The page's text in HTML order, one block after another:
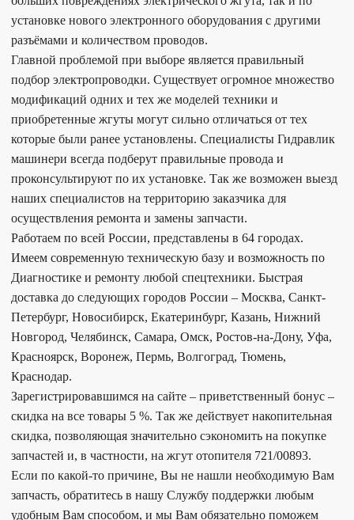
установке нового электронного оборудования с другими
разъёмами и количеством проводов.
Главной проблемой при выборе является правильный
подбор электропроводки. Существует огромное множество
модификаций одних и тех же моделей техники и
приобретенные жгуты могут сильно отличаться от тех
которые были ранее установлены. Специалисты Гидравлик
машинери всегда подберут правильные провода и
проконсультируют по их установке. Так же возможен выезд
наших специалистов на территорию заказчика для
осуществления ремонта и замены запчасти.
Работаем по всей России, представлены в 64 городах.
Имеем современную техническую базу и возможность по
Диагностике и ремонту любой спецтехники. Быстрая
доставка до следующих городов России – Москва, Санкт-
Петербург, Новосибирск, Екатеринбург, Казань, Нижний
Новгород, Челябинск, Самара, Омск, Ростов-на-Дону, Уфа,
Красноярск, Воронеж, Пермь, Волгоград, Тюмень,
Краснодар.
Зарегистрировавшимся на сайте – приветственный бонус –
скидка на все товары 5 %. Так же действует накопительная
скидка, позволяющая значительно сэкономить на покупке
запчастей и, в частности, на жгут отопителя 721/00893.
Если по какой-то причине, Вы не нашли необходимую Вам
запчасть, обратитесь в нашу Службу поддержки любым
удобным Вам способом, и мы Вам обязательно поможем